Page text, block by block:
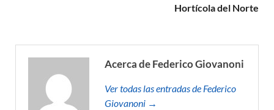
Hortícola del Norte
Acerca de Federico Giovanoni
Ver todas las entradas de Federico
Giovanoni →